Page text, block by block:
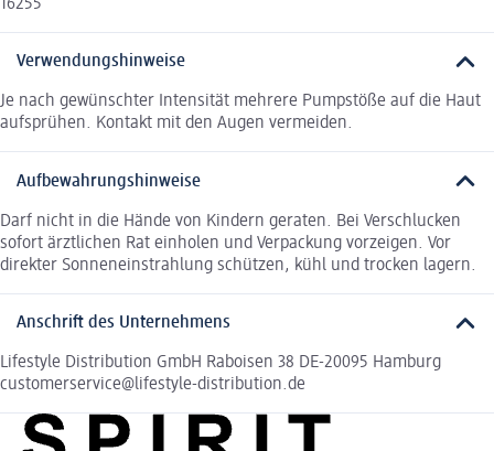
16255
Verwendungshinweise
Je nach gewünschter Intensität mehrere Pumpstöße auf die Haut
aufsprühen. Kontakt mit den Augen vermeiden.
Aufbewahrungshinweise
Darf nicht in die Hände von Kindern geraten. Bei Verschlucken
sofort ärztlichen Rat einholen und Verpackung vorzeigen. Vor
direkter Sonneneinstrahlung schützen, kühl und trocken lagern.
Anschrift des Unternehmens
Lifestyle Distribution GmbH Raboisen 38 DE-20095 Hamburg
customerservice@lifestyle-distribution.de